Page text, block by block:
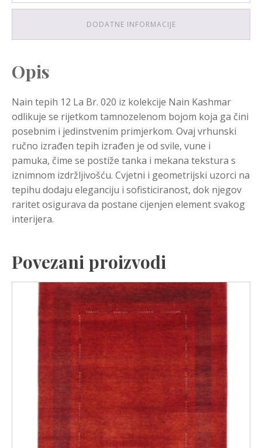
DODATNE INFORMACIJE
Opis
Nain tepih 12 La Br. 020 iz kolekcije Nain Kashmar
odlikuje se rijetkom tamnozelenom bojom koja ga čini
posebnim i jedinstvenim primjerkom. Ovaj vrhunski
ručno izrađen tepih izrađen je od svile, vune i
pamuka, čime se postiže tanka i mekana tekstura s
iznimnom izdržljivošću. Cvjetni i geometrijski uzorci na
tepihu dodaju eleganciju i sofisticiranost, dok njegov
raritet osigurava da postane cijenjen element svakog
interijera.
Povezani proizvodi